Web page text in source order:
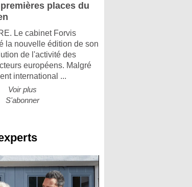
places du
Le cabinet Forvis
la nouvelle édition de son
de l'activité des
européens. Malgré
international ...
Voir plus
S'abonner